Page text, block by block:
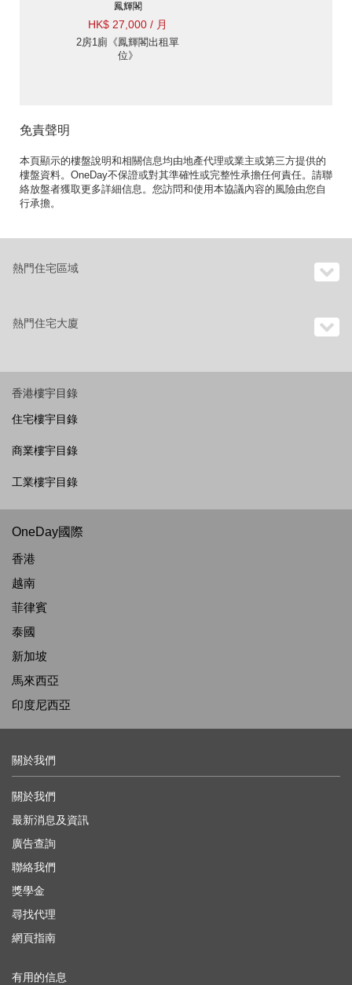
鳳輝閣
HK$ 27,000 / 月
2房1廁《鳳輝閣出租單
位》
免責聲明
本頁顯示的樓盤說明和相關信息均由地產代理或業主或第三方提供的
樓盤資料。OneDay不保證或對其準確性或完整性承擔任何責任。請聯
絡放盤者獲取更多詳細信息。您訪問和使用本協議內容的風險由您自
行承擔。
熱門住宅區域
熱門住宅大廈
香港樓宇目錄
住宅樓宇目錄
商業樓宇目錄
工業樓宇目錄
OneDay國際
香港
越南
菲律賓
泰國
新加坡
馬來西亞
印度尼西亞
關於我們
關於我們
最新消息及資訊
廣告查詢
聯絡我們
獎學金
尋找代理
網頁指南
有用的信息